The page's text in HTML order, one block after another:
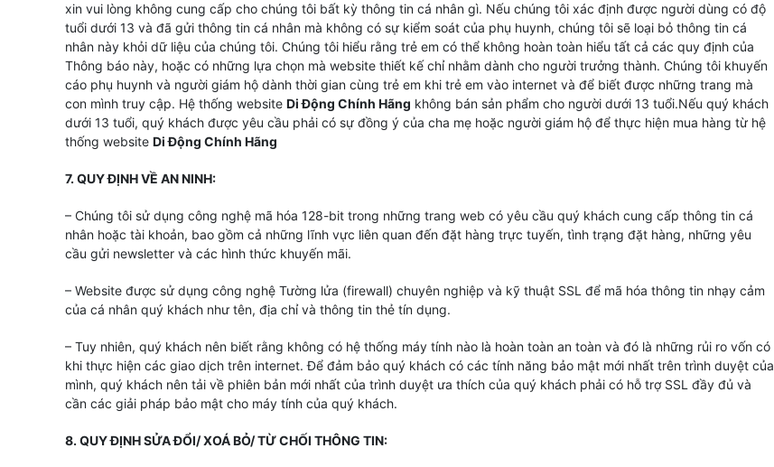
xin vui lòng không cung cấp cho chúng tôi bất kỳ thông tin cá nhân gì. Nếu chúng tôi xác định được người dùng có độ
tuổi dưới 13 và đã gửi thông tin cá nhân mà không có sự kiểm soát của phụ huynh, chúng tôi sẽ loại bỏ thông tin cá
nhân này khỏi dữ liệu của chúng tôi. Chúng tôi hiểu rằng trẻ em có thể không hoàn toàn hiểu tất cả các quy định của
Thông báo này, hoặc có những lựa chọn mà website thiết kế chỉ nhằm dành cho người trưởng thành. Chúng tôi khuyến
cáo phụ huynh và người giám hộ dành thời gian cùng trẻ em khi trẻ em vào internet và để biết được những trang mà
con mình truy cập. Hệ thống website Di Động Chính Hãng không bán sản phẩm cho người dưới 13 tuổi.Nếu quý khách
dưới 13 tuổi, quý khách được yêu cầu phải có sự đồng ý của cha mẹ hoặc người giám hộ để thực hiện mua hàng từ hệ
thống website Di Động Chính Hãng
7. QUY ĐỊNH VỀ AN NINH:
– Chúng tôi sử dụng công nghệ mã hóa 128-bit trong những trang web có yêu cầu quý khách cung cấp thông tin cá
nhân hoặc tài khoản, bao gồm cả những lĩnh vực liên quan đến đặt hàng trực tuyến, tình trạng đặt hàng, những yêu
cầu gửi newsletter và các hình thức khuyến mãi.
– Website được sử dụng công nghệ Tường lửa (firewall) chuyên nghiệp và kỹ thuật SSL để mã hóa thông tin nhạy cảm
của cá nhân quý khách như tên, địa chỉ và thông tin thẻ tín dụng.
– Tuy nhiên, quý khách nên biết rằng không có hệ thống máy tính nào là hoàn toàn an toàn và đó là những rủi ro vốn có
khi thực hiện các giao dịch trên internet. Để đảm bảo quý khách có các tính năng bảo mật mới nhất trên trình duyệt của
mình, quý khách nên tải về phiên bản mới nhất của trình duyệt ưa thích của quý khách phải có hỗ trợ SSL đầy đủ và
cần các giải pháp bảo mật cho máy tính của quý khách.
8. QUY ĐỊNH SỬA ĐỔI/ XOÁ BỎ/ TỪ CHỐI THÔNG TIN: